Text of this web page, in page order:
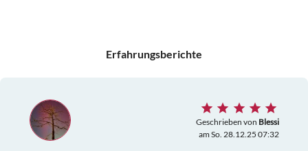
Erfahrungsberichte
Geschrieben von Blessi
am So. 28.12.25 07:32